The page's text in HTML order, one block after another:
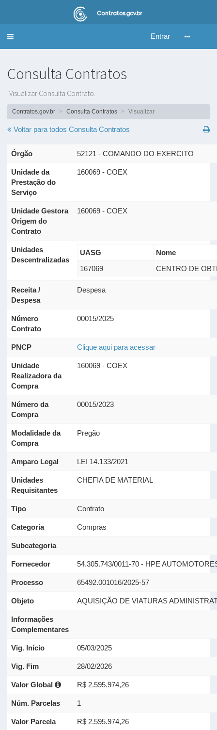
Alternar
Entrar
Consulta Contratos
Visualizar Consulta Contrato.
Contratos.gov.br Consulta Contratos Visualizar
Voltar para todos Consulta Contratos
Órgão 52121 - COMANDO DO EXERCITO
Unidade da
Prestação do
Serviço
160069 - COEX
Unidade Gestora
Origem do
Contrato
160069 - COEX
Unidades
Descentralizadas
UASG
Nome
167069
CENTRO DE
Receita /
Despesa
Despesa
Número
Contrato
00015/2025
PNCP Clique aqui para acessar
Unidade
Realizadora da
Compra
160069 - COEX
Número da
Compra
00015/2023
Modalidade da
Compra
Pregão
Amparo Legal LEI 14.133/2021
Unidades
Requisitantes
CHEFIA DE MATERIAL
Tipo Contrato
Categoria Compras
Subcategoria
Fornecedor 54.305.743/0011-70 - HPE
Processo 65492.001016/2025-57
Objeto AQUISIÇÃO DE VIATURAS
Informações
Complementares
Vig. Início 05/03/2025
Vig. Fim 28/02/2026
Valor Global R$ 2.595.974,26
Núm. Parcelas 1
Valor Parcela R$ 2.595.974,26